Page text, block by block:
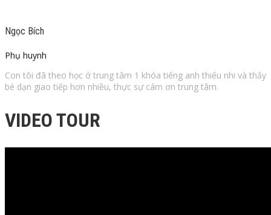
Ngọc Bích
Phụ huynh
Con tôi đã theo học ở trung tâm 1 khóa tiếng anh thiếu nhi và thấy
bé dạn giao tiếp hơn nhiều, thực sự cám ơn trung tâm.
VIDEO TOUR